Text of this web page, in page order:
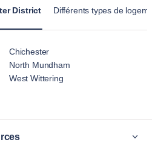
des hôtels.
District Différents types de
Chichester
North Mundham
West Wittering